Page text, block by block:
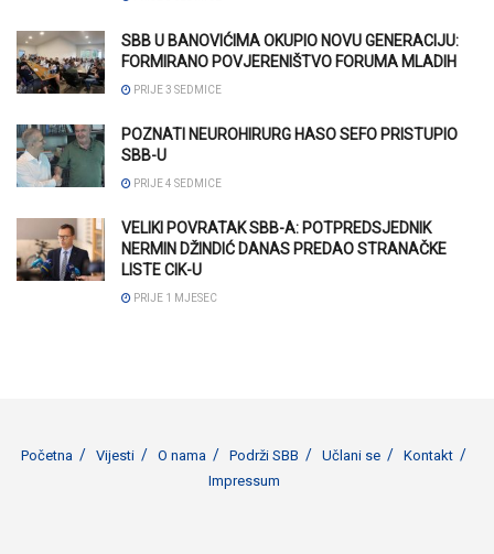
SBB U BANOVIĆIMA OKUPIO NOVU GENERACIJU:
FORMIRANO POVJERENIŠTVO FORUMA MLADIH
PRIJE 3 SEDMICE
POZNATI NEUROHIRURG HASO SEFO PRISTUPIO
SBB-U
PRIJE 4 SEDMICE
VELIKI POVRATAK SBB-A: POTPREDSJEDNIK
NERMIN DŽINDIĆ DANAS PREDAO STRANAČKE
LISTE CIK-U
PRIJE 1 MJESEC
Početna Vijesti O nama Podrži SBB Učlani se
Kontakt
Impressum